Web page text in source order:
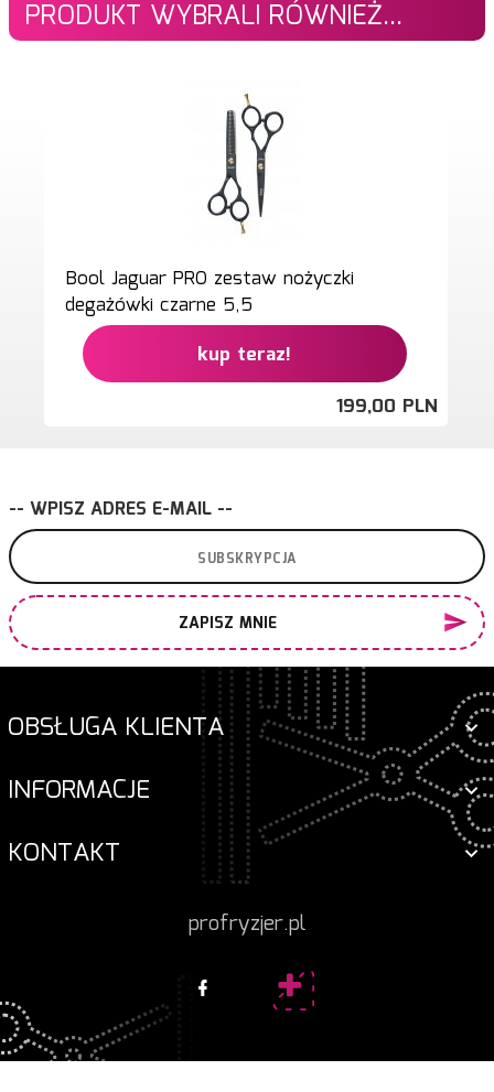
PRODUKT WYBRALI RÓWNIEŻ...
Bool Jaguar PRO zestaw nożyczki
degażówki czarne 5,5
kup teraz!
199,00 PLN
-- WPISZ ADRES E-MAIL --
ZAPISZ MNIE
OBSŁUGA KLIENTA
INFORMACJE
KONTAKT
profryzjer.pl